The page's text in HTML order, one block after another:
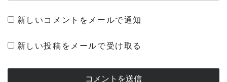
新しいコメントをメールで通知
新しい投稿をメールで受け取る